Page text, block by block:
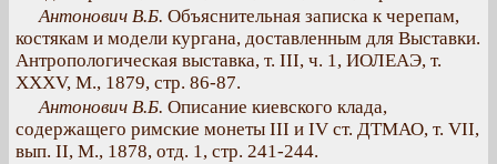
Антонович В.Б. Объяснительная записка к черепам,
костякам и модели кургана, доставленным для Выставки.
Антропологическая выставка, т. III, ч. 1, ИОЛЕАЭ, т.
XXXV, М., 1879, стр. 86-87.
Антонович В.Б. Описание киевского клада,
содержащего римские монеты III и IV ст. ДТМАО, т. VII,
вып. II, М., 1878, отд. 1, стр. 241-244.